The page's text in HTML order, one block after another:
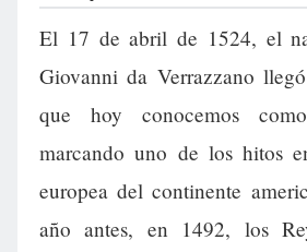
El 17 de abril de 1524, el
Giovanni da Verrazzano
que hoy conocemos
marcando uno de los hitos
europea del continente
año antes, en 1492, los